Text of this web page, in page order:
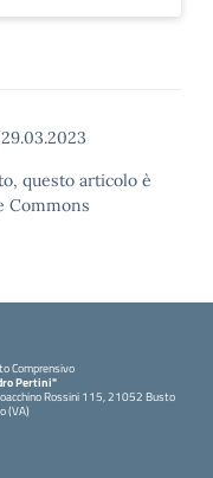
29.03.2023
questo articolo è
Commons
Comprensivo
Pertini"
Rossini 115, 21052 Busto
(VA)